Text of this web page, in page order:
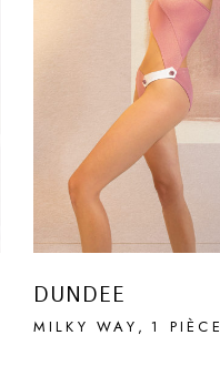
DUNDEE
MILKY WAY 1 PIÈCE